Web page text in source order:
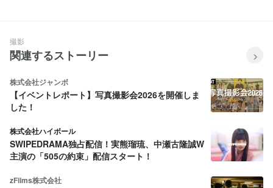
撮影
関連するストーリー
株式会社ジャンボ
【イベントレポート】写真撮影会2026を開催しま
した！
株式会社ハイボール
SWIPEDRAMA独占配信！実熊瑠琉、中瀬古隆誠W
主演の「505の約束」配信スタート！
zFilms株式会社